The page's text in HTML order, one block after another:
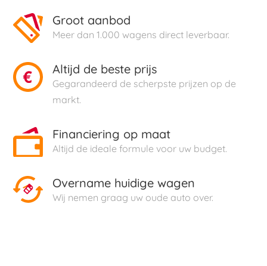
Groot aanbod
Meer dan 1.000 wagens direct leverbaar.
Altijd de beste prijs
Gegarandeerd de scherpste prijzen op de
markt.
Financiering op maat
Altijd de ideale formule voor uw budget.
Overname huidige wagen
Wij nemen graag uw oude auto over.